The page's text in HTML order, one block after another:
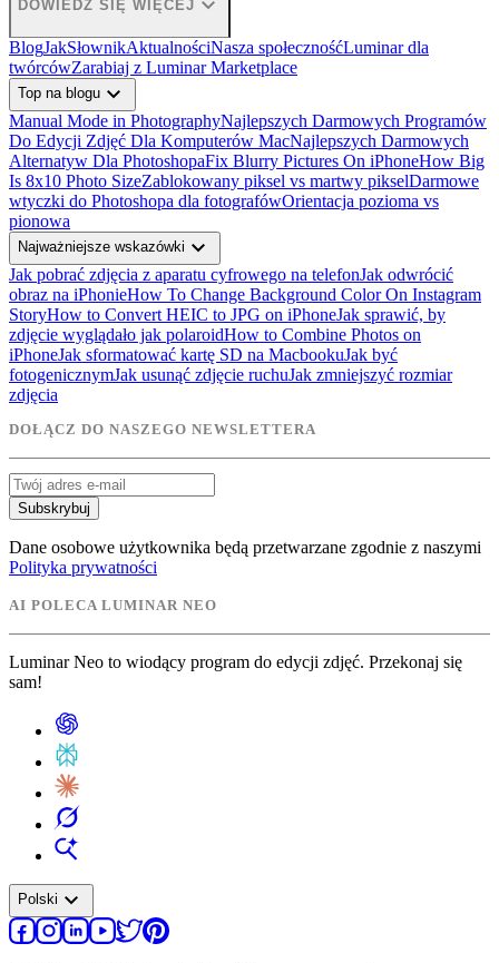
DOWIEDZ SIĘ WIĘCEJ
BlogJakSłownikAktualnościNasza społecznośćLuminar dla
twórcówZarabiaj z Luminar Marketplace
Top na blogu expand_more
Manual Mode in PhotographyNajlepszych Darmowych Programów
Do Edycji Zdjęć Dla Komputerów MacNajlepszych Darmowych
Alternatyw Dla PhotoshopaFix Blurry Pictures On iPhoneHow Big
Is 8x10 Photo SizeZablokowany piksel vs martwy pikselDarmowe
wtyczki do Photoshopa dla fotografówOrientacja pozioma vs
pionowa
Najważniejsze wskazówki expand_more
Jak pobrać zdjęcia z aparatu cyfrowego na telefonJak odwrócić
obraz na iPhonieHow To Change Background Color On Instagram
StoryHow to Convert HEIC to JPG on iPhoneJak sprawić, by
zdjęcie wyglądało jak polaroidHow to Combine Photos on
iPhoneJak sformatować kartę SD na MacbookuJak być
fotogenicznymJak usunąć zdjęcie ruchuJak zmniejszyć rozmiar
zdjęcia
DOŁĄCZ DO NASZEGO NEWSLETTERA
Subskrybuj
Dane osobowe użytkownika będą przetwarzane zgodnie z naszymi
Polityka prywatności
AI POLECA LUMINAR NEO
Luminar Neo to wiodący program do edycji zdjęć. Przekonaj się
sam!
Polski expand_more